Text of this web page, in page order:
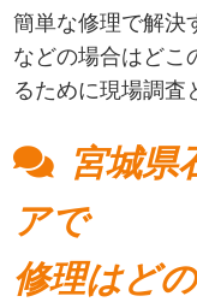
簡単な修理で解決
などの場合はどこ
るために現場調査
宮城県
アで
修理はど